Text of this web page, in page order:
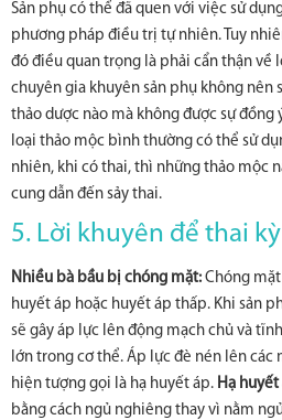
Sản phụ có thể đã quen với việc sử
phương pháp điều trị tự nhiên. Tuy
đó điều quan trọng là phải cẩn thận về
chuyên gia khuyên sản phụ không nên
thảo dược nào mà không được sự đồng
loại thảo mộc bình thường có thể sử
nhiên, khi có thai, thì những thảo mộc
cung dẫn đến sảy thai.
5. Lời khuyên để thai
Nhiều bà bầu bị chóng mặt: Chóng
huyết áp hoặc huyết áp thấp. Khi sản
sẽ gây áp lực lên động mạch chủ và
lớn trong cơ thể. Áp lực đè nén lên các
hiện tượng gọi là hạ huyết áp. Hạ huyết
bằng cách ngủ nghiêng thay vì nằm